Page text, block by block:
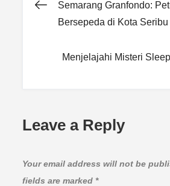
Post
Semarang Granfondo:
Bersepeda di Kota Seribu
Menjelajahi Misteri
Leave a Reply
Your email address will not be
fields are marked *